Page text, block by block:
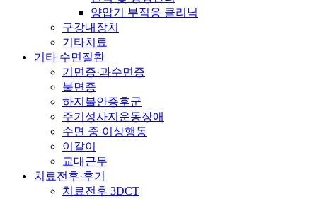
양압기 부적응 클리닉
구강내장치
기타치료
기타 수면질환
기면증·과수면증
불면증
하지불안증후군
주기성사지운동장애
수면 중 이상행동
이갈이
교대근무
치료전후·후기
치료전후 3DCT